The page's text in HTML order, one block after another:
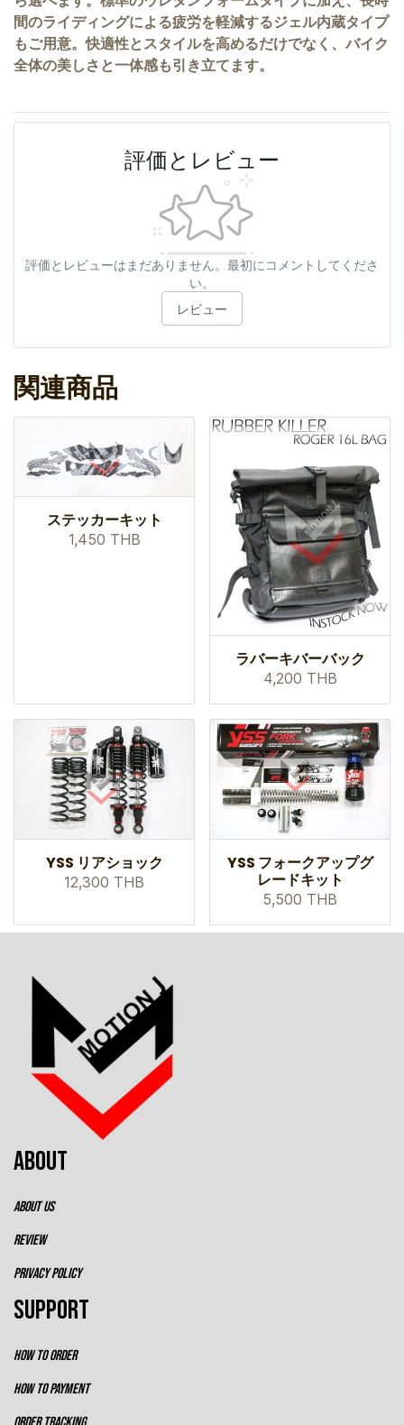
間のライディングによる疲労を軽減するジェル内蔵タイプ
もご用意。快適性とスタイルを高めるだけでなく、バイク
全体の美しさと一体感も引き立てます。
評価とレビュー
評価とレビューはまだありません。最初にコメントしてくださ
い。
レビュー
関連商品
ステッカーキット
1,450 THB
ラバーキバーバック
4,200 THB
YSS リアショック
12,300 THB
YSS フォークアップグ
レードキット
5,500 THB
ABOUT
ABOUT US
REVIEW
PRIVACY POLICY
SUPPORT
HOW TO ORDER
HOW TO PAYMENT